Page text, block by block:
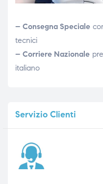
– Consegna Speciale
tecnici
– Corriere Nazionale
italiano
ServizioClienti